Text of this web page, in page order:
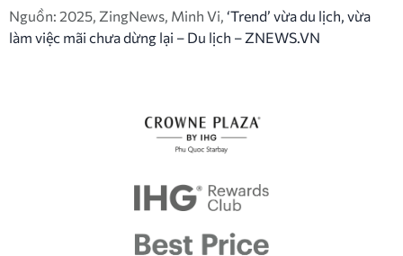
Nguồn: 2025, ZingNews, Minh Vi, ‘Trend’ vừa du lịch, vừa
làm việc mãi chưa dừng lại – Du lịch – ZNEWS.VN